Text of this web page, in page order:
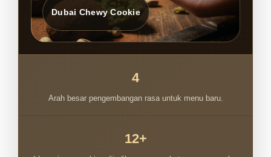
4
Arah besar pengembangan rasa untuk menu baru.
12+